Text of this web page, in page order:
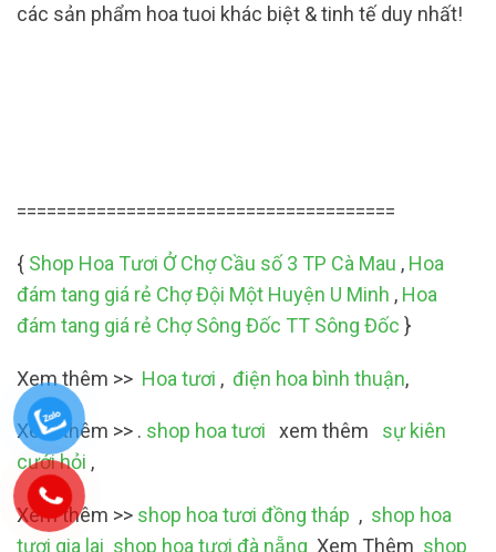
các sản phẩm hoa tuoi khác biệt & tinh tế duy nhất!
======================================
{ Shop Hoa Tươi Ở Chợ Cầu số 3 TP Cà Mau , Hoa
đám tang giá rẻ Chợ Đội Một Huyện U Minh , Hoa
đám tang giá rẻ Chợ Sông Đốc TT Sông Đốc }
Xem thêm >> Hoa tươi , điện hoa bình thuận,
Xem thêm >> . shop hoa tươi xem thêm
sự kiên
cưới hỏi ,
Xem thêm >> shop hoa tươi đồng tháp , shop hoa
tươi gia lai shop hoa tươi đà nẵng Xem Thêm shop